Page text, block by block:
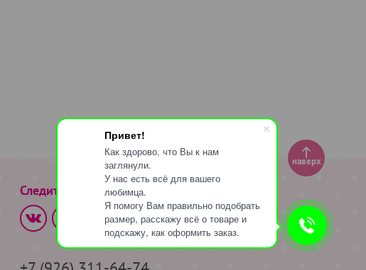
Привет!
Как здорово, что Вы к нам
заглянули.
У нас есть всё для вашего
любимца.
Я помогу Вам правильно подобрать
размер, расскажу всё о товаре и
подскажу, как оформить заказ.
Следите за нами
наверх